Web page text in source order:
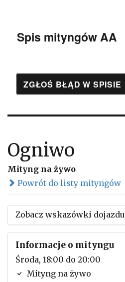
Spis mityngów AA
ZGŁOŚ BŁĄD W SPISIE
Ogniwo
Mityng na żywo
Powrót do listy mityngów
Zobacz wskazówki dojazdu
Informacje o mityngu
Środa, 18:00 do 20:00
Mityng na żywo